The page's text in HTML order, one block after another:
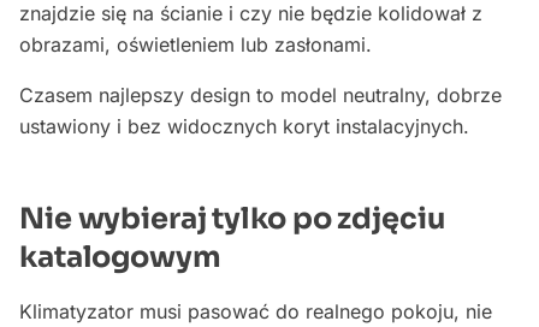
znajdzie się na ścianie i czy nie będzie kolidował z
obrazami, oświetleniem lub zasłonami.
Czasem najlepszy design to model neutralny, dobrze
ustawiony i bez widocznych koryt instalacyjnych.
Nie wybieraj tylko po zdjęciu
katalogowym
Klimatyzator musi pasować do realnego pokoju, nie